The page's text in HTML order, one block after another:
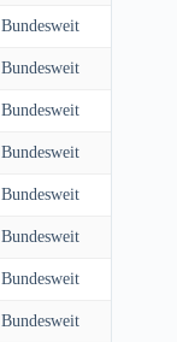
Bundesweit
Bundesweit
Bundesweit
Bundesweit
Bundesweit
Bundesweit
Bundesweit
Bundesweit